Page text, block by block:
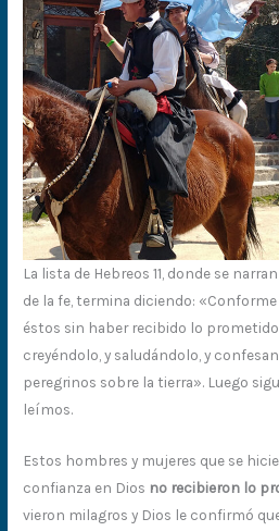
La lista de Hebreos 11, donde se
de la fe, termina diciendo:
éstos sin haber recibido lo
creyéndolo, y saludándolo, y
peregrinos sobre la tierra». Luego
leímos.
Estos hombres y mujeres que se
confianza en Dios no recibieron lo
vieron milagros y Dios le confirmó que